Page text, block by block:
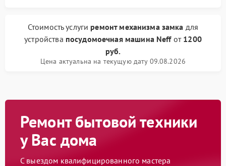
Стоимость услуги ремонт механизма замка для
устройства посудомоечная машина Neffот 1200
руб.
Цена актуальна на текущую дату 09.08.2026
Ремонт бытовой техники
у Вас дома
С выездом квалифицированного мастера